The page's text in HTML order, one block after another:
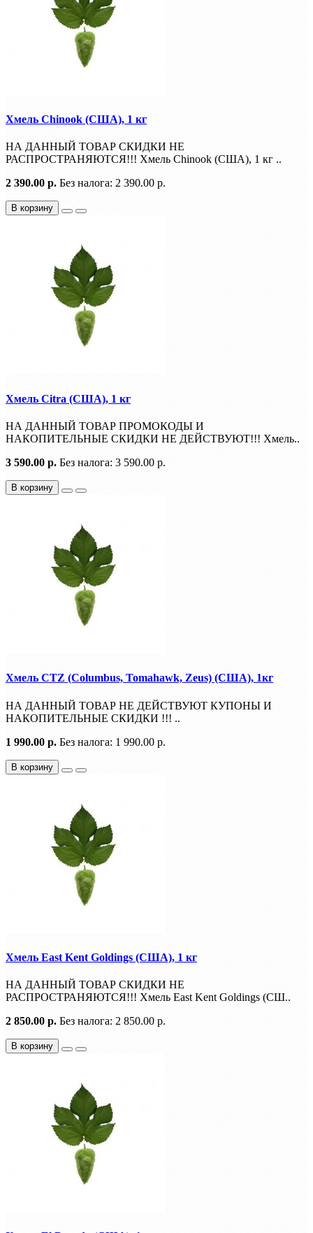
Хмель Chinook (США), 1 кг
НА ДАННЫЙ ТОВАР СКИДКИ НЕ
РАСПРОСТРАНЯЮТСЯ!!! Хмель Chinook (США), 1 кг ..
2 390.00 р. Без налога: 2 390.00 р.
В корзину
Хмель Citra (США), 1 кг
НА ДАННЫЙ ТОВАР ПРОМОКОДЫ И
НАКОПИТЕЛЬНЫЕ СКИДКИ НЕ ДЕЙСТВУЮТ!!! Хмель..
3 590.00 р. Без налога: 3 590.00 р.
В корзину
Хмель CTZ (Columbus, Tomahawk, Zeus) (США), 1кг
НА ДАННЫЙ ТОВАР НЕ ДЕЙСТВУЮТ КУПОНЫ И
НАКОПИТЕЛЬНЫЕ СКИДКИ !!! ..
1 990.00 р. Без налога: 1 990.00 р.
В корзину
Хмель East Kent Goldings (США), 1 кг
НА ДАННЫЙ ТОВАР СКИДКИ НЕ
РАСПРОСТРАНЯЮТСЯ!!! Хмель East Kent Goldings (СШ..
2 850.00 р. Без налога: 2 850.00 р.
В корзину